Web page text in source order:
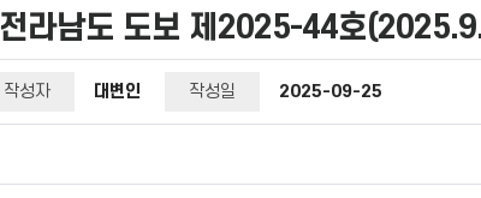
전라남도 도보 제2025-44호
작성자 대변인 작성일 2025-09-25